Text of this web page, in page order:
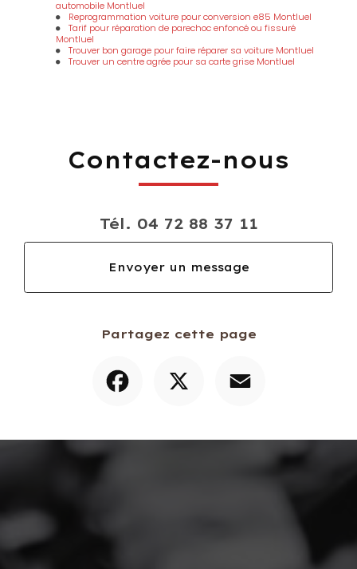
automobile Montluel
Reprogrammation voiture pour conversion e85 Montluel
Tarif pour réparation de parechoc enfoncé ou fissuré
Montluel
Trouver bon garage pour faire réparer sa voiture Montluel
Trouver un centre agrée pour sa carte grise Montluel
Contactez-nous
Tél. 04 72 88 37 11
Envoyer un message
Partagez cette page